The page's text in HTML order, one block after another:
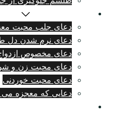
دعای جلب محبت
دعای نرم شدن دل
دعای مخصوص
دعای محبت زن و
دعای محبت خوردنی
دعایی که معجزه می